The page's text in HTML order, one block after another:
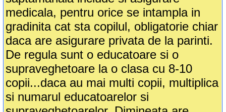
medicala, pentru orice se intampla in
gradinita cat sta copilul, obligatorie chiar
daca are asigurare privata de la parinti.
De regula sunt o educatoare si o
supraveghetoare la o clasa cu 8-10
copii...daca au mai multi copii, multiplica
si numarul educatoarelor si